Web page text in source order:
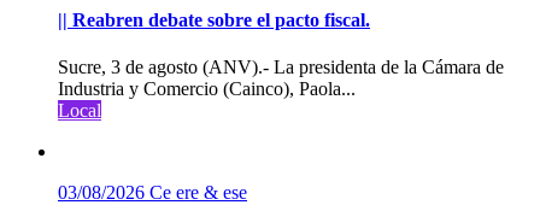
|| Reabren debate sobre el pacto fiscal.
Sucre, 3 de agosto (ANV).- La presidenta de la Cámara de
Industria y Comercio (Cainco), Paola...
Local
03/08/2026 Ce ere & ese